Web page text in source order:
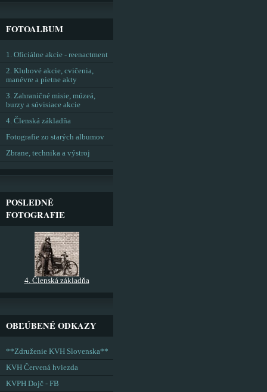
FOTOALBUM
1. Oficiálne akcie - reenactment
2. Klubové akcie, cvičenia,
manévre a pietne akty
3. Zahraničné misie, múzeá,
burzy a súvisiace akcie
4. Členská základňa
Fotografie zo starých albumov
Zbrane, technika a výstroj
POSLEDNÉ
FOTOGRAFIE
4. Členská základňa
OBĽÚBENÉ ODKAZY
**Združenie KVH Slovenska**
KVH Červená hviezda
KVPH Dojč - FB